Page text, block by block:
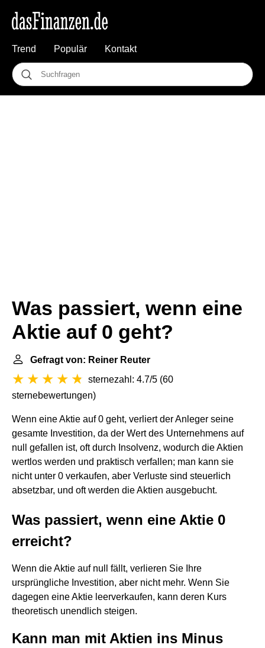
Trend Populär Kontakt
Was passiert, wenn eine
Aktie auf 0 geht?
Gefragt von: Reiner Reuter
sternezahl: 4.7/5 (60
sternebewertungen)
Wenn eine Aktie auf 0 geht, verliert der Anleger seine
gesamte Investition, da der Wert des Unternehmens auf
null gefallen ist, oft durch Insolvenz, wodurch die Aktien
wertlos werden und praktisch verfallen; man kann sie
nicht unter 0 verkaufen, aber Verluste sind steuerlich
absetzbar, und oft werden die Aktien ausgebucht.
Was passiert, wenn eine Aktie 0
erreicht?
Wenn die Aktie auf null fällt, verlieren Sie Ihre
ursprüngliche Investition, aber nicht mehr. Wenn Sie
dagegen eine Aktie leerverkaufen, kann deren Kurs
theoretisch unendlich steigen.
Kann man mit Aktien ins Minus